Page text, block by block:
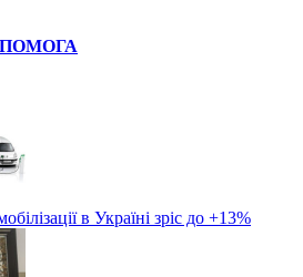
в Україні зріс до +13%